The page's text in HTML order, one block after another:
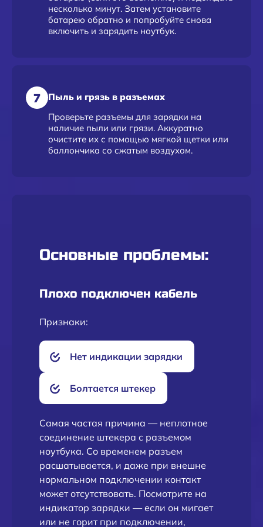
несколько минут. Затем установите
батарею обратно и попробуйте снова
включить и зарядить ноутбук.
7
Пыль и грязь в разъемах
Проверьте разъемы для зарядки на
наличие пыли или грязи. Аккуратно
очистите их с помощью мягкой щетки или
баллончика со сжатым воздухом.
Основные проблемы:
Плохо подключен кабель
Признаки:
Нет индикации зарядки
Болтается штекер
Самая частая причина — неплотное
соединение штекера с разъемом
ноутбука. Со временем разъем
расшатывается, и даже при внешне
нормальном подключении контакт
может отсутствовать. Посмотрите на
индикатор зарядки — если он мигает
или не горит при подключении,